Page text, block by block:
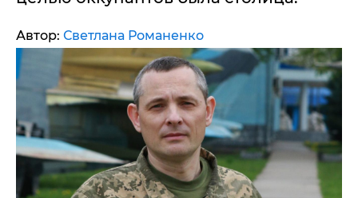
Автор: Светлана Романенко